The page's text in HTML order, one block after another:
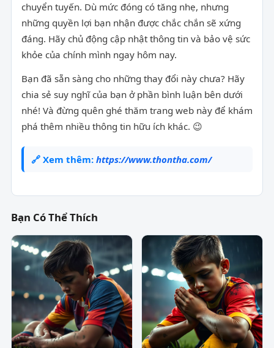
chuyển tuyến. Dù mức đóng có tăng nhẹ, nhưng
những quyền lợi bạn nhận được chắc chắn sẽ xứng
đáng. Hãy chủ động cập nhật thông tin và bảo vệ sức
khỏe của chính mình ngay hôm nay.
Bạn đã sẵn sàng cho những thay đổi này chưa? Hãy
chia sẻ suy nghĩ của bạn ở phần bình luận bên dưới
nhé! Và đừng quên ghé thăm trang web này để khám
phá thêm nhiều thông tin hữu ích khác. 😉
🔗 Xem thêm: https://www.thontha.com/
Bạn Có Thể Thích